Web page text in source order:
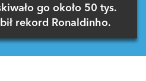
go około 50 tys.
rekord Ronaldinho.